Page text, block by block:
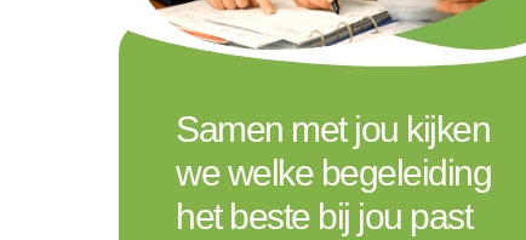
Samen met jou kijken
we welke begeleiding
het beste bij jou past